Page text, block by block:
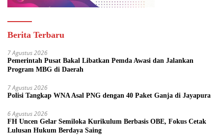
Berita Terbaru
7 Agustus 2026
Pemerintah Pusat Bakal Libatkan Pemda Awasi dan Jalankan
Program MBG di Daerah
7 Agustus 2026
Polisi Tangkap WNA Asal PNG dengan 40 Paket Ganja di Jayapura
6 Agustus 2026
FH Uncen Gelar Semiloka Kurikulum Berbasis OBE, Fokus Cetak
Lulusan Hukum Berdaya Saing